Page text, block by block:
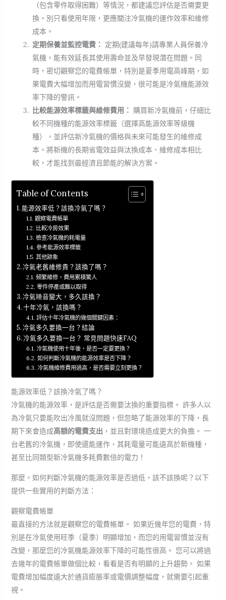
（包含零件取得困難）等情況，都建議您評估是否需要更
換。別只看使用年限，更應關注冷氣機的運作效率和維修
成本。
定期保養並監控電費： 定期(建議每年)請專業人員保養冷
氣機，能有效延長其使用壽命並及早發現潛在問題。同
時，密切觀察您的電費帳單，特別是夏季用電高峰期，如
果電費大幅增加而用電習慣沒變，很可能是冷氣機能源效
率下降的警訊。
比較能源效率標籤與維修費用： 購買新冷氣機前，仔細比
較不同機種的能源效率標籤（選擇高能源效率等級機
種），並評估新冷氣機的價格與未來可能發生的維修成
本。將新機的長期省電效益與汰換成本、維修成本相比
較，才能找到最經濟且節能的解決方案。
Table of Contents
能源效率低？該換冷氣了嗎？
觀察電費帳單
比較冷房效果
檢查冷氣機的耗電量
參考能源效率標籤
其他跡象
冷氣老舊維修貴？該換了嗎？
頻繁維修，費用累積驚人
零件停產或難以取得
冷氣噪音變大，多久該換？
十年冷氣，該換嗎？
評估十年冷氣機的幾個關鍵因素：
冷氣多久要換一台？結論
冷氣多久要換一台？ 常見問題快速FAQ
冷氣機使用十年後，是否一定要更換？
如何判斷冷氣機的能源效率是否下降？
冷氣機維修費用過高，是否需要立刻更換？
能源效率低？該換冷氣了嗎？
冷氣機的能源效率，是評估是否需要汰換的重要指標。 許多人以
為冷氣只要能吹出冷風就沒問題，但忽略了能源效率的下降，長
期下來會造成高額的電費支出 ，並且對環境造成更大的負擔。 一
台老舊的冷氣機，即使還能運作，其耗電量可能遠高於新機種，
甚至比同類型新冷氣機多耗費數倍的電力！
那麼，如何判斷冷氣機的能源效率是否過低，該不該換呢？以下
提供一些實用的判斷方法：
觀察電費帳單
最直接的方法就是觀察您的電費帳單。 如果近幾年您的電費，特
別是在冷氣使用旺季（夏季）明顯增加，而您的用電習慣並沒有
改變，那麼您的冷氣機能源效率下降的可能性很高。 您可以將過
去幾年的電費帳單做個比較，看看是否有明顯的上升趨勢。 如果
電費增加幅度遠大於通貨膨脹率或電價調整幅度，就需要引起重
視。